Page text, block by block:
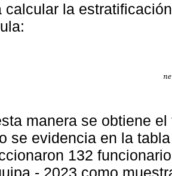
calcular la
manera se obtiene
se evidencia en la
132